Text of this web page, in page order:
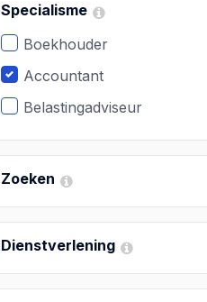
Specialisme
Boekhouder
Accountant
Belastingadviseur
Zoeken
Dienstverlening